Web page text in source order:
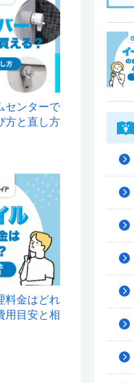
センターで
方と直し方
料金はどれ
用目安と相